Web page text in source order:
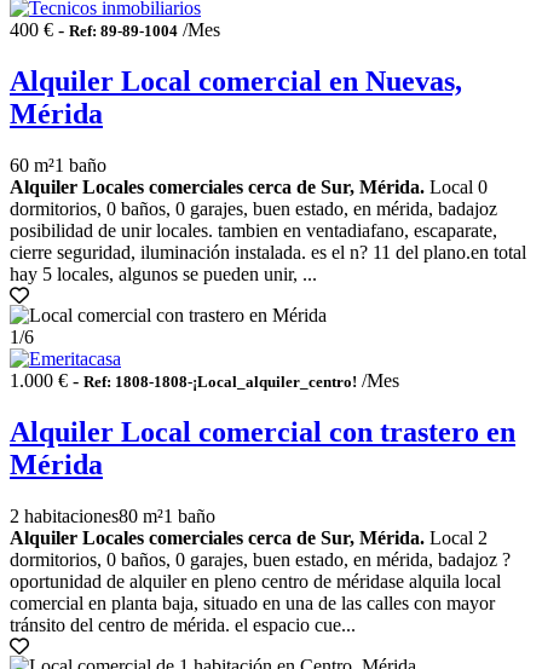
400 € - Ref: 89-89-1004 /Mes
Alquiler Local comercial en Nuevas,
Mérida
60 m²1 baño
Alquiler Locales comerciales cerca de Sur, Mérida. Local 0
dormitorios, 0 baños, 0 garajes, buen estado, en mérida, badajoz
posibilidad de unir locales. tambien en ventadiafano, escaparate,
cierre seguridad, iluminación instalada. es el n? 11 del plano.en total
hay 5 locales, algunos se pueden unir, ...
1/6
1.000 € - Ref: 1808-1808-¡Local_alquiler_centro! /Mes
Alquiler Local comercial con trastero en
Mérida
2 habitaciones80 m²1 baño
Alquiler Locales comerciales cerca de Sur, Mérida. Local 2
dormitorios, 0 baños, 0 garajes, buen estado, en mérida, badajoz ?
oportunidad de alquiler en pleno centro de méridase alquila local
comercial en planta baja, situado en una de las calles con mayor
tránsito del centro de mérida. el espacio cue...